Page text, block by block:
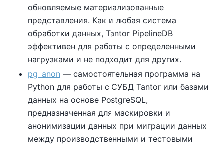
обновляемые материализованные
представления. Как и любая система
обработки данных, Tantor PipelineDB
эффективен для работы с определенными
нагрузками и не подходит для других.
pg_anon — самостоятельная программа на
Python для работы с СУБД Tantor или базами
данных на основе PostgreSQL,
предназначенная для маскировки и
анонимизации данных при миграции данных
между производственными и тестовыми